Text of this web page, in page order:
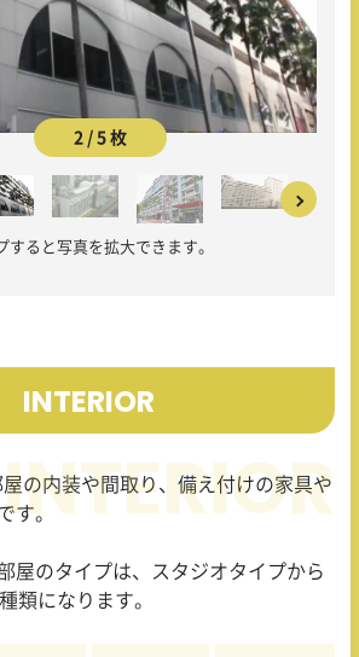
2 / 5 枚
すると写真を拡大できます。
INTERIOR
屋の内装や間取り、備え付けの家具や
す。
屋のタイプは、スタジオタイプから
種類になります。